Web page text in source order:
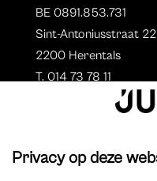
BE 0891.853.731
Sint-Antoniusstraat 22
2200 Herentals
T. 014 73 78 11
Aperçu des auteurs